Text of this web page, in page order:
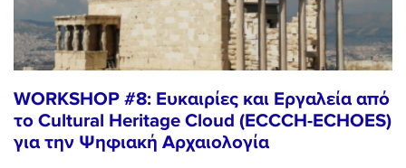
WORKSHOP #8: Ευκαιρίες και Εργαλεία από
το Cultural Heritage Cloud (ECCCH-ECHOES)
για την Ψηφιακή Αρχαιολογία